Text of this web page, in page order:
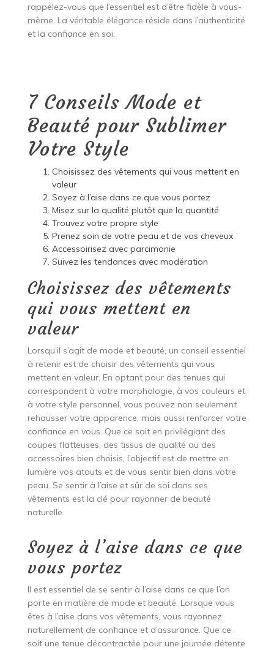
rappelez-vous que l’essentiel est d’être fidèle à vous-
même. La véritable élégance réside dans l’authenticité
et la confiance en soi.
7 Conseils Mode et
Beauté pour Sublimer
Votre Style
Choisissez des vêtements qui vous mettent en
valeur
Soyez à l’aise dans ce que vous portez
Misez sur la qualité plutôt que la quantité
Trouvez votre propre style
Prenez soin de votre peau et de vos cheveux
Accessoirisez avec parcimonie
Suivez les tendances avec modération
Choisissez des vêtements
qui vous mettent en
valeur
Lorsqu’il s’agit de mode et beauté, un conseil essentiel
à retenir est de choisir des vêtements qui vous
mettent en valeur. En optant pour des tenues qui
correspondent à votre morphologie, à vos couleurs et
à votre style personnel, vous pouvez non seulement
rehausser votre apparence, mais aussi renforcer votre
confiance en vous. Que ce soit en privilégiant des
coupes flatteuses, des tissus de qualité ou des
accessoires bien choisis, l’objectif est de mettre en
lumière vos atouts et de vous sentir bien dans votre
peau. Se sentir à l’aise et sûr de soi dans ses
vêtements est la clé pour rayonner de beauté
naturelle.
Soyez à l’aise dans ce que
vous portez
Il est essentiel de se sentir à l’aise dans ce que l’on
porte en matière de mode et beauté. Lorsque vous
êtes à l’aise dans vos vêtements, vous rayonnez
naturellement de confiance et d’assurance. Que ce
soit une tenue décontractée pour une journée détente